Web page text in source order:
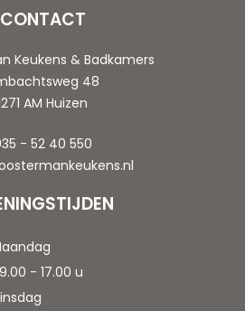
CONTACT
Keukens & Badkamers
48
AM Huizen
- 52 40 550
- 17.00 u